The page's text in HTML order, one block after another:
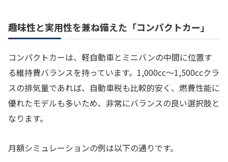
趣味性と実用性を兼ね備えた「コンパクトカー」
コンパクトカーは、軽自動車とミニバンの中間に位置す
る維持費バランスを持っています。1,000cc〜1,500ccクラ
スの排気量であれば、自動車税も比較的安く、燃費性能に
優れたモデルも多いため、非常にバランスの良い選択肢と
なります。
月額シミュレーションの例は以下の通りです。